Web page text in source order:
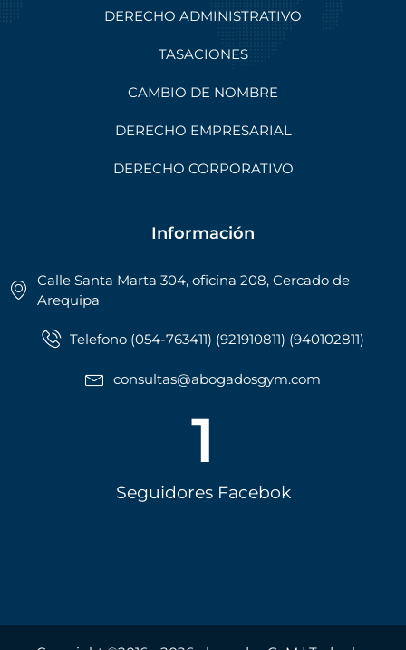
DERECHO ADMINISTRATIVO
TASACIONES
CAMBIO DE NOMBRE
DERECHO EMPRESARIAL
DERECHO CORPORATIVO
Información
Calle Santa Marta 304, oficina 208, Cercado de
Arequipa
Telefono (054-763411) (921910811) (940102811)
consultas@abogadosgym.com
Seguidores Facebok
1